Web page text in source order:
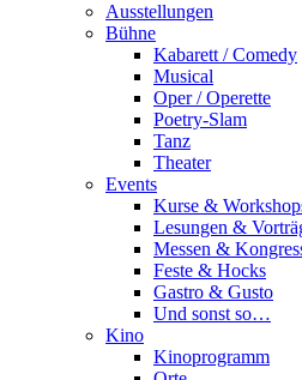
Ausstellungen
Bühne
Kabarett / Comedy
Musical
Oper / Operette
Poetry-Slam
Tanz
Theater
Events
Kurse &
Lesungen &
Messen &
Feste & Hocks
Gastro & Gusto
Und sonst so…
Kino
Kinoprogramm